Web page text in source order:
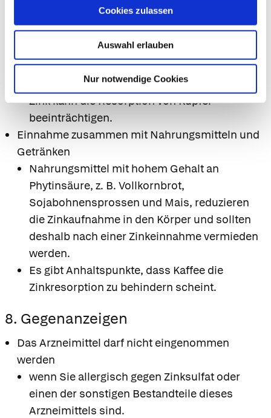
Cookies zulassen
Auswahl erlauben
Nur notwendige Cookies
Calciumsalze einnehmen, da diese die
Aufnahme von Zink vermindern können.
hohe Zinkmengen einnehmen, da diese die
Aufnahme und Speicherung von Eisen
reduzieren können.
Zink kann die Resorption von Kupfer
beeinträchtigen.
Einnahme zusammen mit Nahrungsmitteln und
Getränken
Nahrungsmittel mit hohem Gehalt an
Phytinsäure, z. B. Vollkornbrot,
Sojabohnensprossen und Mais, reduzieren
die Zinkaufnahme in den Körper und sollten
deshalb nach einer Zinkeinnahme vermieden
werden.
Es gibt Anhaltspunkte, dass Kaffee die
Zinkresorption zu behindern scheint.
8. Gegenanzeigen
Das Arzneimittel darf nicht eingenommen
werden
wenn Sie allergisch gegen Zinksulfat oder
einen der sonstigen Bestandteile dieses
Arzneimittels sind.